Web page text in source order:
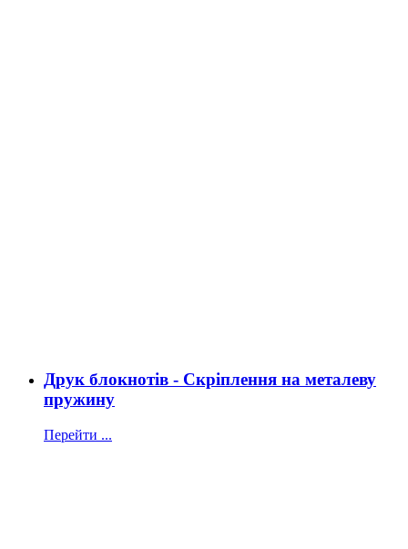
Друк блокнотів - Скріплення на металеву
пружину
Перейти ...